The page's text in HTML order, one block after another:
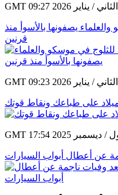
يصفونها بالأسوأ منذ
قرنين
على طباعك ونقاط قوتك
عن أعطال أبواب السيارات